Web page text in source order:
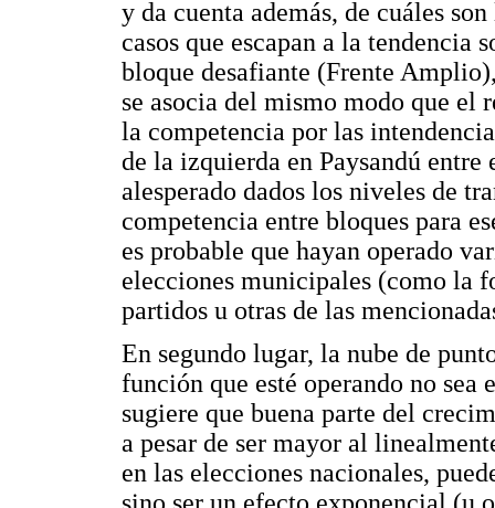
y da cuenta además, de cuáles
casos que escapan a la tendencia
bloque desafiante (Frente
se asocia del mismo modo que el
la competencia por las
de la izquierda en Paysandú
alesperado dados los niveles de
competencia entre bloques para
es probable que hayan operado
elecciones municipales (como la
partidos u otras de las
En segundo lugar, la nube de
función que esté operando no
sugiere que buena parte del
a pesar de ser mayor al
en las elecciones nacionales,